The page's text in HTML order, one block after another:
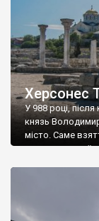
Херсонес
У 988 році, після
князь
місто. Саме
диктувати свої
Херсонесі
А потім було